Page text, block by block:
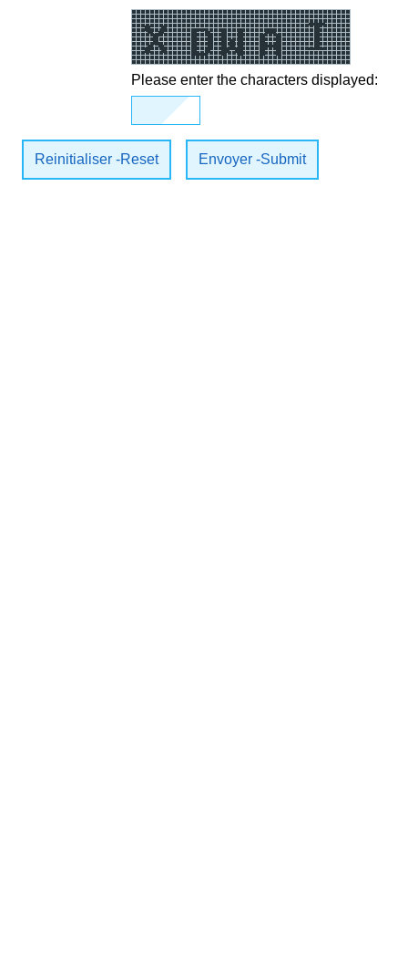
Please enter the characters displayed:
Reinitialiser -Reset Envoyer -Submit